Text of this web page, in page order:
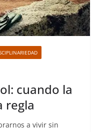
cuando la
regla
a vivir sin